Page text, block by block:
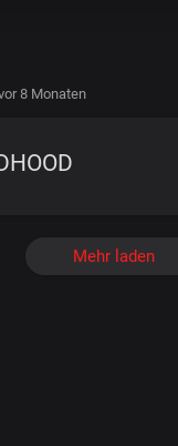
8 Monaten
Mehr laden